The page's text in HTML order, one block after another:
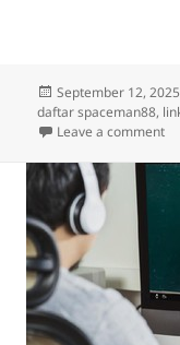
Posted
on
September 12, 2025
daftar spaceman88,
Leave a comment